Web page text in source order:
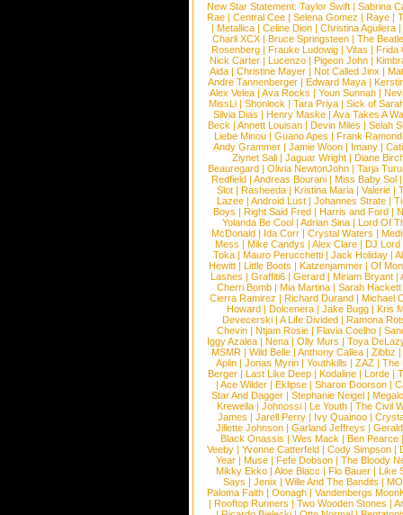
New Star Statement: Taylor Swift | Sabrina
Rae |Central Cee |Selena Gomez |Raye |
| Metallica | Celine Dion | Christina Aguilera |
Charli XCX |Bruce Springsteen |The
Rosenberg | Frauke Ludowig | Vitas | Frida
Nick Carter | Lucenzo | Pigeon John |
Aida |Christine Mayer |Not Called Jinx |
Andre Tannenberger | Edward Maya |
Alex Velea | Ava Rocks | Youn Sunnah |
MissLi | Shonlock | Tara Priya | Sick of
Silvia Dias |Henry Maske |Ava Takes A
Beck |Annett Louisan |Devin Miles |Selah
Liebe Minou |Guano Apes |Frank Ramond
Andy Grammer |Jamie Woon | Imany |
Ziynet Sali |Jaguar Wright |Diane
Beauregard |Olivia NewtonJohn |Tarja
Redfield | Andreas Bourani | Miss Baby Sol
Slot | Rasheeda | Kristina Maria | Valerie |
Lazee | Android Lust | Johannes Strate |
Boys | Right Said Fred | Harris and Ford |
Yolanda Be Cool |Adrian Sina |Lord Of
McDonald | Ida Corr |Crystal Waters |
Mess | Mike Candys | Alex Clare | DJ Lord
Toka | Mauro Perucchetti | Jack Holiday |
Hewitt |Little Boots |Katzenjammer |Of
Lashes |Graffiti6 |Gerard |Miriam Bryant |
Cherri Bomb | Mia Martina | Sarah Hackett
Cierra Ramirez | Richard Durand | Michael
Howard |Dolcenera |Jake Bugg |Kris
Devecerski |A Life Divided |Ramona
Chevin |Ntjam Rosie |Flavia Coelho |
Iggy Azalea | Nena | Olly Murs | Toya
MSMR |Wild Belle |Anthony Callea |Zibbz
Aplin | Jonas Myrin | Youthkills | ZAZ | The
Berger |Last Like Deep |Kodaline |Lorde |
|Ace Wilder |Eklipse |Sharon Doorson |
Star And Dagger | Stephanie Neigel |
Krewella | Johnossi | Le Youth | The Civil
James | Jarell Perry | Ivy Quainoo |
Jillette Johnson | Garland Jeffreys |
Black Onassis | Wes Mack | Ben Pearce
Veeby | Yvonne Catterfeld | Cody Simpson |
Year |Muse |Fefe Dobson |The Bloody
Mikky Ekko | Aloe Blacc | Flo Bauer | Like
Says | Jenix | Wille And The Bandits | MO
Paloma Faith |Oonagh |Vandenbergs
|Rooftop Runners |Two Wooden Stones |